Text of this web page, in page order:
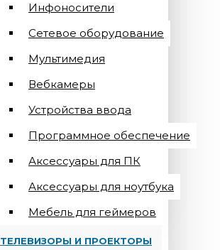
Инфоносители
Сетевое оборудование
Мультимедия
Вебкамеры
Устройства ввода
Программное обеспечение
Аксессуары для ПК
Аксессуары для ноутбука
Мебель для геймеров
ТЕЛЕВИЗОРЫ И ПРОЕКТОРЫ